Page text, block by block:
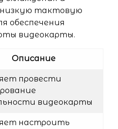
тактовую
обеспечения
видеокарты.
Описание
провести
видеокарты
настроить